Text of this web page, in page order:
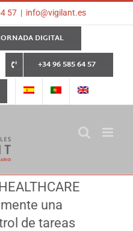
57 | info@vigilant.es
DIGITAL
+34 96 585 64 57
una
de tareas